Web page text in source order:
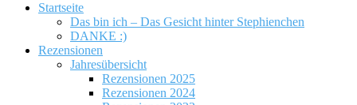
Startseite
Das bin ich – Das Gesicht hinter Stephienchen
DANKE :)
Rezensionen
Jahresübersicht
Rezensionen 2025
Rezensionen 2024